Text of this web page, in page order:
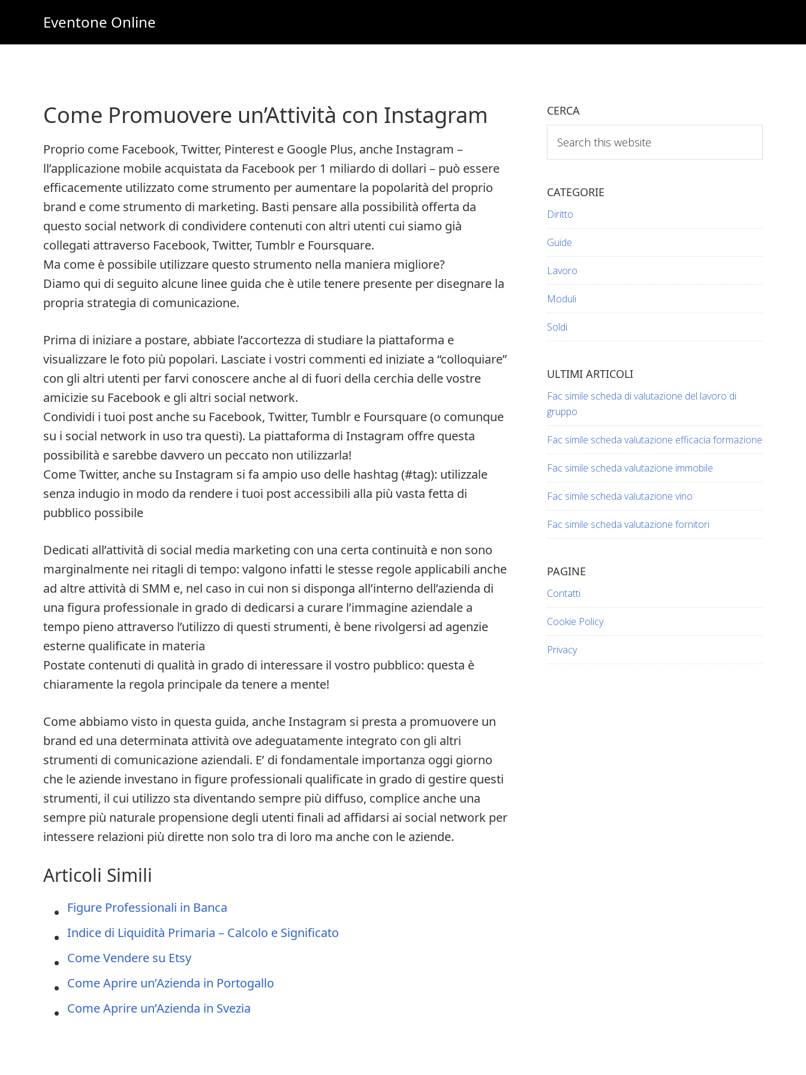
main
primary
Eventone Online
e
Online
Come Promuovere un’Attività con Instagram
Proprio come Facebook, Twitter, Pinterest e Google Plus, anche Instagram –
ll’applicazione mobile acquistata da Facebook per 1 miliardo di dollari – può essere
efficacemente utilizzato come strumento per aumentare la popolarità del proprio
brand e come strumento di marketing. Basti pensare alla possibilità offerta da
questo social network di condividere contenuti con altri utenti cui siamo già
collegati attraverso Facebook, Twitter, Tumblr e Foursquare.
Ma come è possibile utilizzare questo strumento nella maniera migliore?
Diamo qui di seguito alcune linee guida che è utile tenere presente per disegnare la
propria strategia di comunicazione.
Prima di iniziare a postare, abbiate l’accortezza di studiare la piattaforma e
visualizzare le foto più popolari. Lasciate i vostri commenti ed iniziate a “colloquiare”
con gli altri utenti per farvi conoscere anche al di fuori della cerchia delle vostre
amicizie su Facebook e gli altri social network.
Condividi i tuoi post anche su Facebook, Twitter, Tumblr e Foursquare (o comunque
su i social network in uso tra questi). La piattaforma di Instagram offre questa
possibilità e sarebbe davvero un peccato non utilizzarla!
Come Twitter, anche su Instagram si fa ampio uso delle hashtag (#tag): utilizzale
senza indugio in modo da rendere i tuoi post accessibili alla più vasta fetta di
pubblico possibile
Dedicati all’attività di social media marketing con una certa continuità e non sono
marginalmente nei ritagli di tempo: valgono infatti le stesse regole applicabili anche
ad altre attività di SMM e, nel caso in cui non si disponga all’interno dell’azienda di
una figura professionale in grado di dedicarsi a curare l’immagine aziendale a
tempo pieno attraverso l’utilizzo di questi strumenti, è bene rivolgersi ad agenzie
esterne qualificate in materia
Postate contenuti di qualità in grado di interessare il vostro pubblico: questa è
chiaramente la regola principale da tenere a mente!
Come abbiamo visto in questa guida, anche Instagram si presta a promuovere un
brand ed una determinata attività ove adeguatamente integrato con gli altri
strumenti di comunicazione aziendali. E’ di fondamentale importanza oggi giorno
che le aziende investano in figure professionali qualificate in grado di gestire questi
strumenti, il cui utilizzo sta diventando sempre più diffuso, complice anche una
sempre più naturale propensione degli utenti finali ad affidarsi ai social network per
intessere relazioni più dirette non solo tra di loro ma anche con le aziende.
Articoli Simili
Figure Professionali in Banca
Indice di Liquidità Primaria – Calcolo e Significato
Come Vendere su Etsy
Come Aprire un’Azienda in Portogallo
Come Aprire un’Azienda in Svezia
CERCA
this
website
CATEGORIE
Diritto
Guide
Lavoro
Moduli
Soldi
ULTIMI ARTICOLI
Fac simile scheda di valutazione del lavoro di
gruppo​​
Fac simile scheda valutazione efficacia formazione​​
Fac simile scheda valutazione immobile​​
Fac simile scheda valutazione vino​​​
Fac simile scheda valutazione fornitori​​
PAGINE
Contatti
Cookie Policy
Privacy